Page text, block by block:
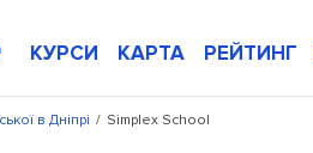
КУРСИ КАРТА РЕЙТИНГ
/
в Дніпрі Simplex School